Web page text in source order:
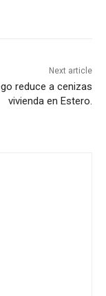
Next article
reduce a cenizas
vivienda en Estero.